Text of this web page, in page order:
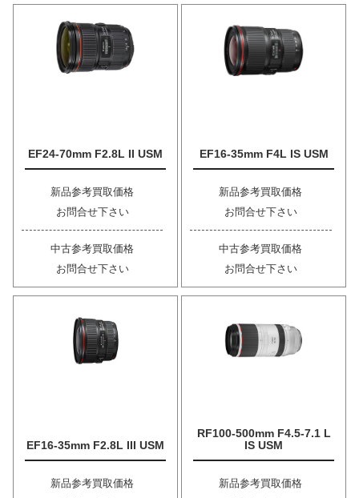
EF24-70mm F2.8L II USM
新品参考買取価格
お問合せ下さい
中古参考買取価格
お問合せ下さい
EF16-35mm F4L IS USM
新品参考買取価格
お問合せ下さい
中古参考買取価格
お問合せ下さい
EF16-35mm F2.8L III USM
新品参考買取価格
RF100-500mm F4.5-7.1 L
IS USM
新品参考買取価格